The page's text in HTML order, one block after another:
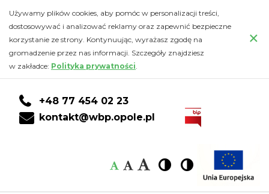
POMAGAMY
SOBIE
W
PRACY
OPOLSKI
do
głównej
treści
DO
KONTA
CZYTELNIKA
DO
WYSZUKIWARKI
do
stopki
Używamy plików cookies, aby pomóc w personalizacji treści,
dostosowywać i analizować reklamy oraz zapewnić bezpieczne
korzystanie ze strony. Kontynuując, wyrażasz zgodę na
gromadzenie przez nas informacji. Szczegóły znajdziesz
w zakładce: Polityka prywatności.
×
+48 77 454 02 23
kontakt@wbp.opole.pl
Czcionka:
Czcionka
Czcionka
Czcionka
Wysoki
kontrast
Wysoki
kontrast